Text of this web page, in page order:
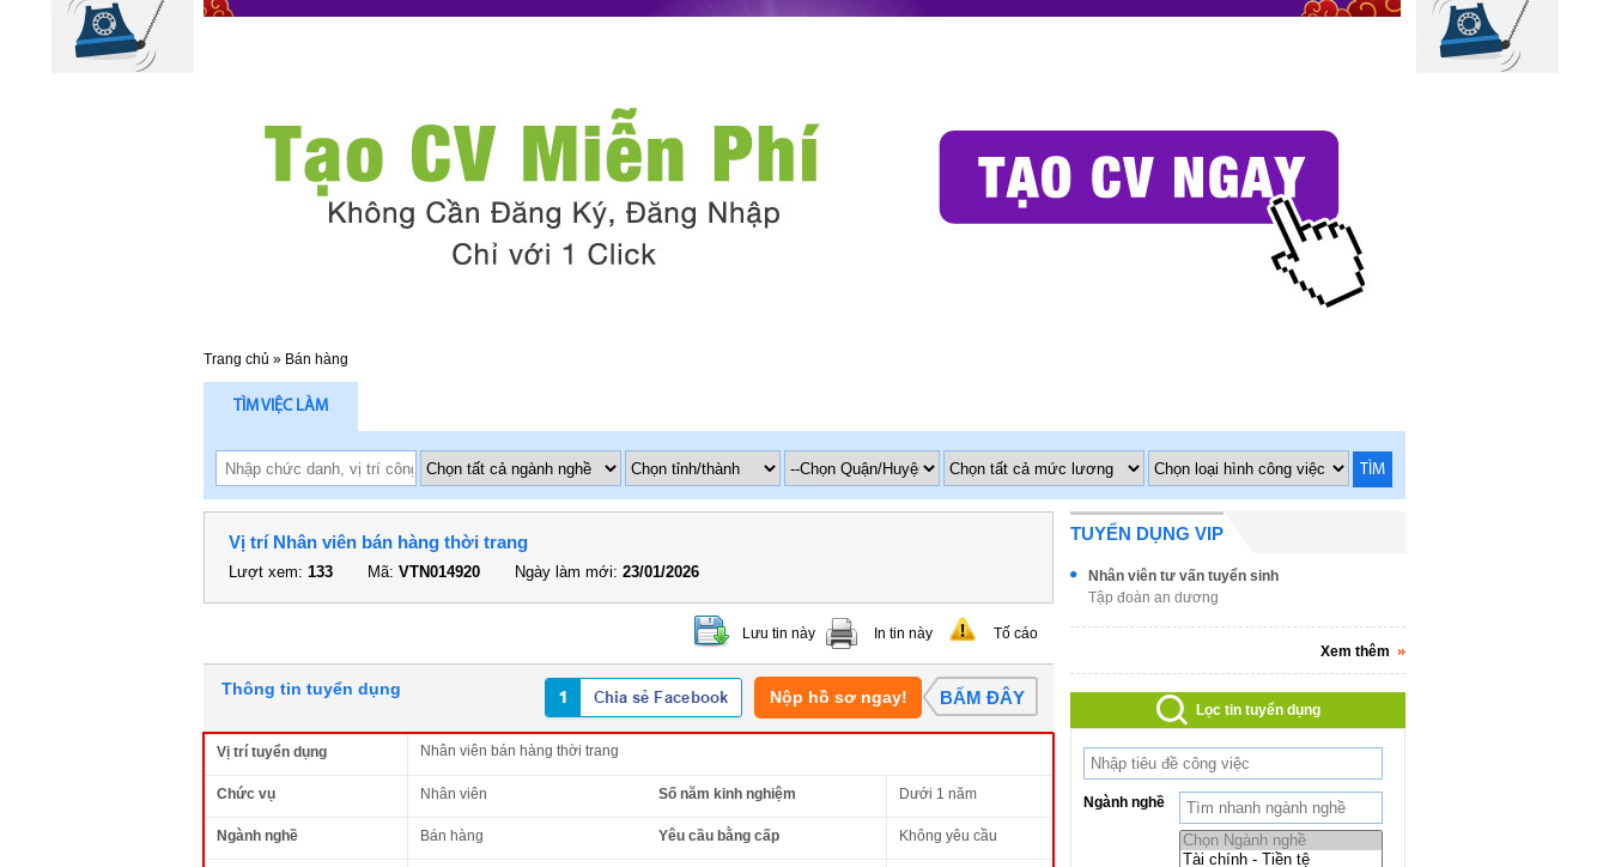
Trang chủ » Bán hàng
TÌM VIỆC LÀM
TÌM
Vị trí Nhân viên bán hàng thời trang
Lượt xem: 133 Mã: VTN014920 Ngày làm mới: 23/01/2026
Lưu tin này In tin này Tố cáo
Thông tin tuyển dụng Nộp hồ sơ ngay! BẤM ĐÂY
Vị trí tuyển dụng Nhân viên bán hàng thời trang
Chức vụ Nhân viên Số năm kinh nghiệm Dưới 1 năm
Ngành nghề Bán hàng Yêu cầu bằng cấp Không yêu cầu
TUYỂN DỤNG VIP
Nhân viên tư vấn tuyển sinh
Tập đoàn an dương
Xem thêm
Lọc tin tuyển dụng
Ngành nghề